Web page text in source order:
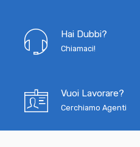
Hai Dubbi?
Chiamaci!
Vuoi Lavorare?
Cerchiamo Agenti